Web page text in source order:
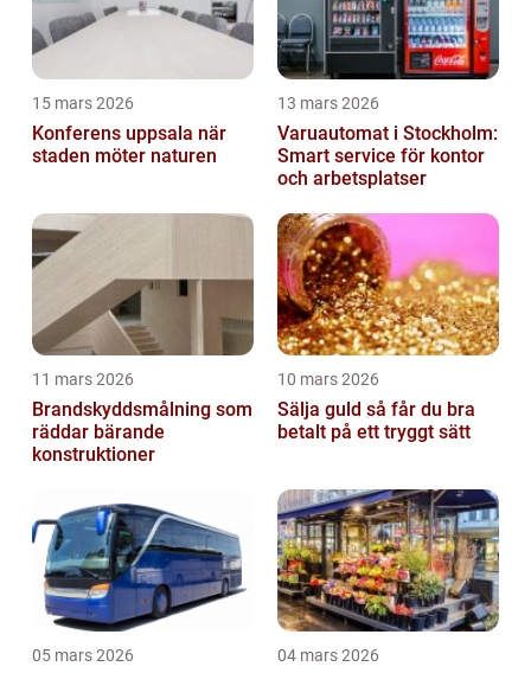
15 mars 2026
Konferens uppsala när
staden möter naturen
13 mars 2026
Varuautomat i Stockholm:
Smart service för kontor
och arbetsplatser
11 mars 2026
Brandskyddsmålning som
räddar bärande
konstruktioner
10 mars 2026
Sälja guld så får du bra
betalt på ett tryggt sätt
05 mars 2026 04 mars 2026